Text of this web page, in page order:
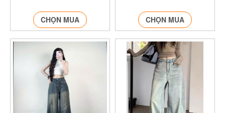
CHỌN MUA CHỌN MUA